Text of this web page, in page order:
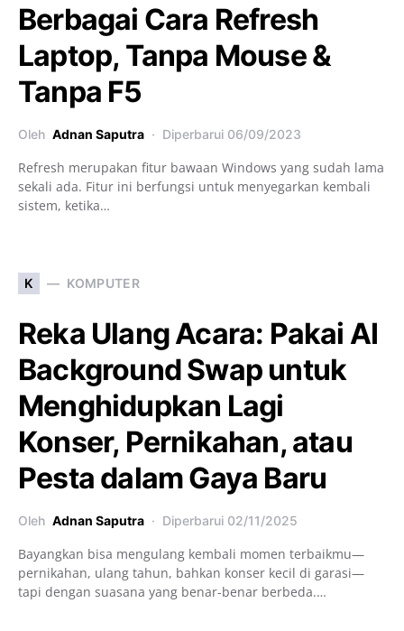
Berbagai Cara Refresh
Laptop, Tanpa Mouse &
Tanpa F5
Oleh Adnan Saputra Diperbarui 06/09/2023
Refresh merupakan fitur bawaan Windows yang sudah lama
sekali ada. Fitur ini berfungsi untuk menyegarkan kembali
sistem, ketika…
K KOMPUTER
Reka Ulang Acara: Pakai AI
Background Swap untuk
Menghidupkan Lagi
Konser, Pernikahan, atau
Pesta dalam Gaya Baru
Oleh Adnan Saputra Diperbarui 02/11/2025
Bayangkan bisa mengulang kembali momen terbaikmu—
pernikahan, ulang tahun, bahkan konser kecil di garasi—
tapi dengan suasana yang benar-benar berbeda.…